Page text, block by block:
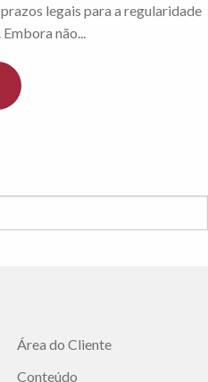
legais para a regularidade
não...
Área do Cliente
Conteúdo